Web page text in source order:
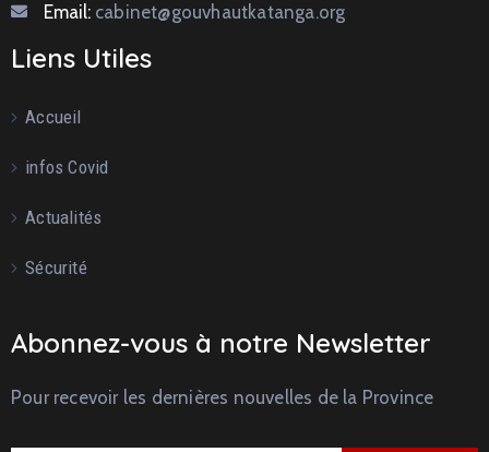
Email: cabinet@gouvhautkatanga.org
Liens Utiles
Accueil
infos Covid
Actualités
Sécurité
Abonnez-vous à notre Newsletter
Pour recevoir les dernières nouvelles de la Province